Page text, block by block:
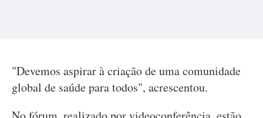
"Devemos aspirar à criação de uma comunidade
global de saúde para todos", acrescentou.